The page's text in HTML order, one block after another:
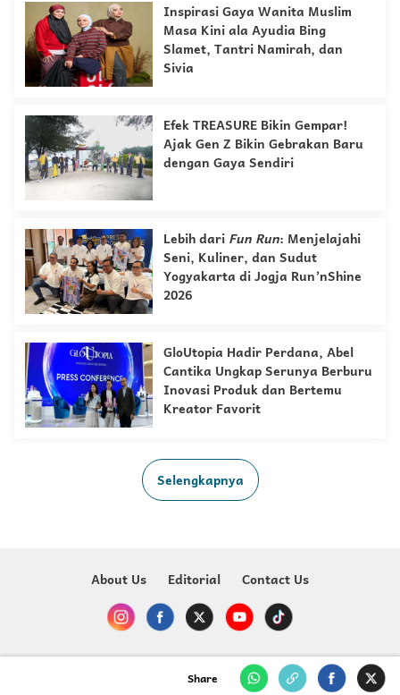
Inspirasi Gaya Wanita Muslim
Masa Kini ala Ayudia Bing
Slamet, Tantri Namirah, dan
Sivia
Efek TREASURE Bikin Gempar!
Ajak Gen Z Bikin Gebrakan Baru
dengan Gaya Sendiri
Lebih dari Fun Run: Menjelajahi
Seni, Kuliner, dan Sudut
Yogyakarta di Jogja Run’nShine
2026
GloUtopia Hadir Perdana, Abel
Cantika Ungkap Serunya Berburu
Inovasi Produk dan Bertemu
Kreator Favorit
Selengkapnya
Share
About Us Editorial Contact Us
Copyright @ 2023-2026 Just For Kids - MNC Media